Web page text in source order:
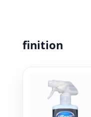
finition